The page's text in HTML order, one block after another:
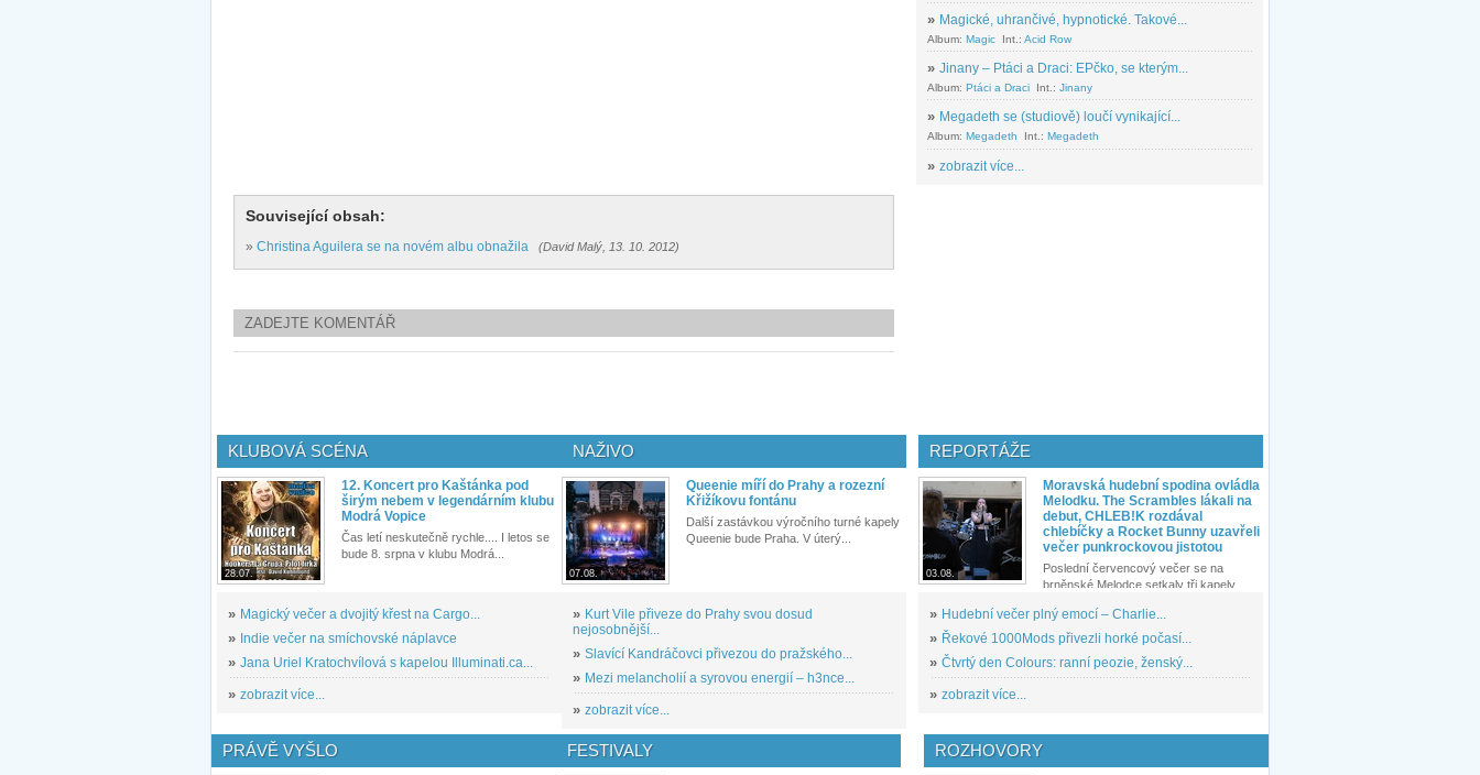
Související obsah:
» Christina Aguilera se na novém albu obnažila (David Malý, 13. 10. 2012)
ZADEJTE KOMENTÁŘ
» Magické, uhrančivé, hypnotické. Takové...
Album: Magic Int.: Acid Row
» Jinany – Ptáci a Draci: EPčko, se kterým...
Album: Ptáci a Draci Int.: Jinany
» Megadeth se (studiově) loučí vynikající...
Album: Megadeth Int.: Megadeth
» zobrazit více...
KLUBOVÁ SCÉNA
28.07.
12. Koncert pro Kaštánka pod
širým nebem v legendárním klubu
Modrá Vopice
Čas letí neskutečně rychle.... I letos se
bude 8. srpna v klubu Modrá...
» Magický večer a dvojitý křest na Cargo...
» Indie večer na smíchovské náplavce
» Jana Uriel Kratochvílová s kapelou Illuminati.ca...
» zobrazit více...
NAŽIVO
07.08.
Queenie míří do Prahy a rozezní
Křižíkovu fontánu
Další zastávkou výročního turné kapely
Queenie bude Praha. V úterý...
» Kurt Vile přiveze do Prahy svou dosud
nejosobnější...
» Slavící Kandráčovci přivezou do pražského...
» Mezi melancholií a syrovou energií – h3nce...
» zobrazit více...
REPORTÁŽE
03.08.
Moravská hudební spodina ovládla
Melodku. The Scrambles lákali na
debut, CHLEB!K rozdával
chlebíčky a Rocket Bunny uzavřeli
večer punkrockovou jistotou
Poslední červencový večer se na
brněnské Melodce setkaly tři kapely...
» Hudební večer plný emocí – Charlie...
» Řekové 1000Mods přivezli horké počasí...
» Čtvrtý den Colours: ranní peozie, ženský...
» zobrazit více...
PRÁVĚ VYŠLO FESTIVALY ROZHOVORY